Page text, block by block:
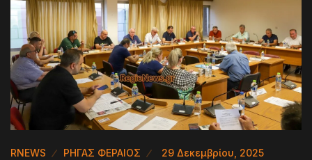
RNEWS ΡΗΓΑΣ ΦΕΡΑΙΟΣ 29 Δεκεμβρίου, 2025